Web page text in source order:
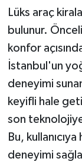
Lüks araç
bulunur.
konfor
İstanbul'un
deneyimi
keyifli hale
son
Bu,
deneyimi